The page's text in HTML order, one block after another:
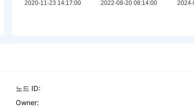
노드 ID:
Owner: